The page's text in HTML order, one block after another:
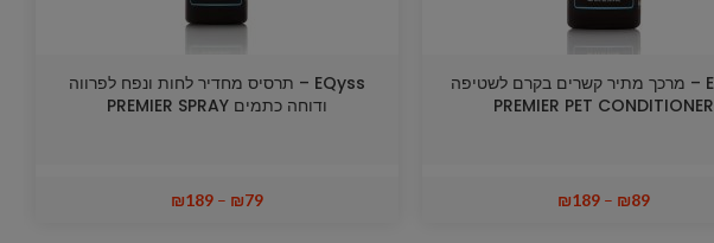
EQyss – מרכך מתיר קשרים בקרם לשטיפה
PREMIER PET CONDITIONER
₪89
–
₪189
EQyss – תרסיס מחדיר לחות ונפח לפרווה
ודוחה כתמים PREMIER SPRAY
₪79
–
₪189